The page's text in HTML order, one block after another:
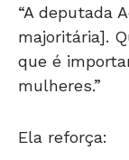
“A deputada
majoritária].
que é
mulheres.”
Ela reforça: